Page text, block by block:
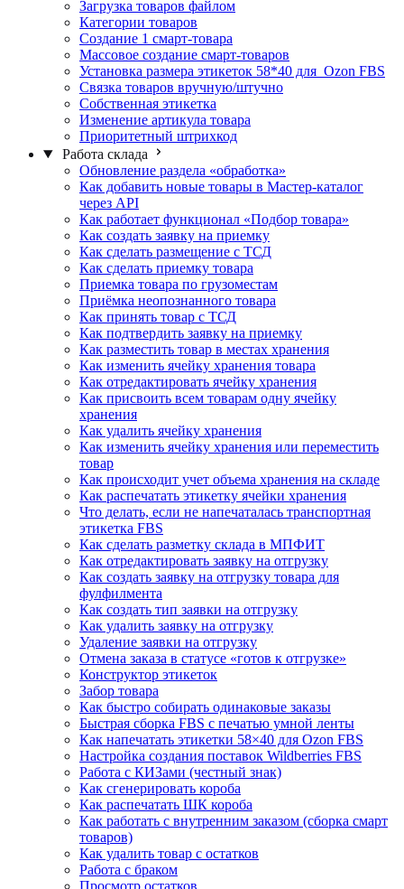
Загрузка товаров файлом
Категории товаров
Создание 1 смарт-товара
Массовое создание смарт-товаров
Установка размера этикеток 58*40 для Ozon FBS
Связка товаров вручную/штучно
Собственная этикетка
Изменение артикула товара
Приоритетный штрихкод
Работа склада
Обновление раздела «обработка»
Как добавить новые товары в Мастер-каталог
через API
Как работает функционал «Подбор товара»
Как создать заявку на приемку
Как сделать размещение с ТСД
Как сделать приемку товара
Приемка товара по грузоместам
Приёмка неопознанного товара
Как принять товар с ТСД
Как подтвердить заявку на приемку
Как разместить товар в местах хранения
Как изменить ячейку хранения товара
Как отредактировать ячейку хранения
Как присвоить всем товарам одну ячейку
хранения
Как удалить ячейку хранения
Как изменить ячейку хранения или переместить
товар
Как происходит учет объема хранения на складе
Как распечатать этикетку ячейки хранения
Что делать, если не напечаталась транспортная
этикетка FBS
Как сделать разметку склада в МПФИТ
Как отредактировать заявку на отгрузку
Как создать заявку на отгрузку товара для
фулфилмента
Как создать тип заявки на отгрузку
Как удалить заявку на отгрузку
Удаление заявки на отгрузку
Отмена заказа в статусе «готов к отгрузке»
Конструктор этикеток
Забор товара
Как быстро собирать одинаковые заказы
Быстрая сборка FBS с печатью умной ленты
Как напечатать этикетки 58×40 для Ozon FBS
Настройка создания поставок Wildberries FBS
Работа с КИЗами (честный знак)
Как сгенерировать короба
Как распечатать ШК короба
Как работать с внутренним заказом (сборка смарт
товаров)
Как удалить товар с остатков
Работа с браком
Просмотр остатков